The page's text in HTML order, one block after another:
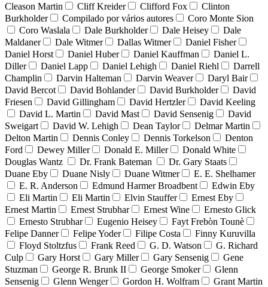
Cleason Martin
Cliff Kreider Clifford Fox
Clinton
Burkholder
Compilado por vários autores
Coro Monte Sion
Coro Waslala
Dale Burkholder Dale Heisey
Dale
Maldaner
Dale Witmer Dallas Witmer
Daniel Fisher
Daniel Horst
Daniel Huber Daniel Kauffman
Daniel L.
Diller
Daniel Lapp Daniel Lehigh Daniel Riehl
Darrell
Champlin
Darvin Halteman Darvin Weaver
Daryl Bair
David Bercot
David Bohlander David Burkholder
David
Friesen
David Gillingham David Hertzler
David Keeling
David L. Martin
David Mast David Sensenig
David
Sweigart
David W. Lehigh Dean Taylor
Delmar Martin
Delton Martin
Dennis Conley Dennis Torkelson
Denton
Ford
Dewey Miller Donald E. Miller
Donald White
Douglas Wantz
Dr. Frank Bateman
Dr. Gary Staats
Duane Eby
Duane Nisly Duane Witmer
E. E. Shelhamer
E. R. Anderson
Edmund Harmer Broadbent
Edwin Eby
Eli Martin
Eli Martin Elvin Stauffer
Ernest Eby
Ernest Martin
Ernest Strubhar Ernest Wine
Ernesto Glick
Ernesto Strubhar
Eugenio Heisey
Fayt Frebòn Tounè
Felipe Danner
Felipe Yoder Filipe Costa
Finny Kuruvilla
Floyd Stoltzfus
Frank Reed G. D. Watson
G. Richard
Culp
Gary Horst Gary Miller Gary Sensenig
Gene
Stuzman
George R. Brunk II George Smoker
Glenn
Sensenig
Glenn Wenger Gordon H. Wolfram Grant Martin